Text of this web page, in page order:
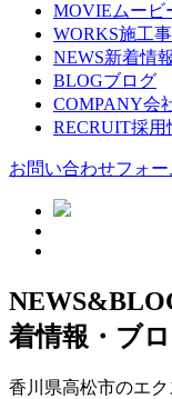
MOVIE ムービ
WORKS施工
NEWS新着情報
BLOGブログ
COMPANY会
RECRUIT採用
お問い合わせフォー
着情報・ブ
香川県高松市のエ